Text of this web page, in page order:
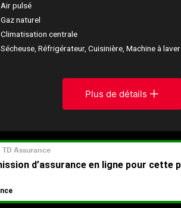
Air pulsé
Gaz naturel
Climatisation centrale
Sécheuse, Réfrigérateur, Cuisinière, Machine à laver
Plus de détails